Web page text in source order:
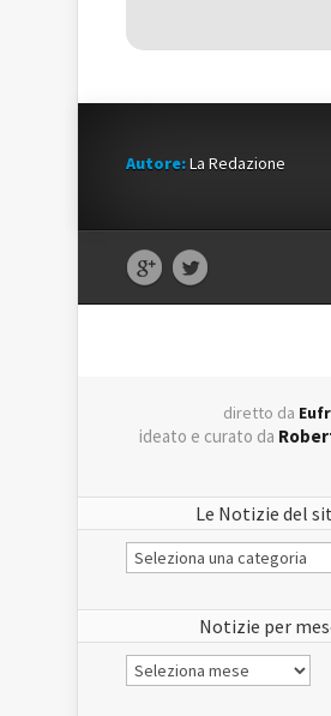
Autore:La Redazione
diretto da
ideato e curato da
Le Notizie del
Le
Notizie
Notizie per
Notizie
per